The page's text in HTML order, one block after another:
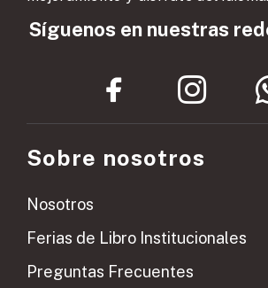
Síguenos en nuestras
Sobre nosotros
Nosotros
Ferias de Libro Institucionales
Preguntas Frecuentes